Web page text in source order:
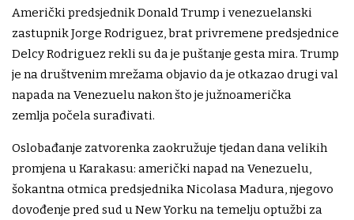
Američki predsjednik Donald Trump i venezuelanski
zastupnik Jorge Rodriguez, brat privremene predsjednice
Delcy Rodriguez rekli su da je puštanje gesta mira. Trump
je na društvenim mrežama objavio da je otkazao drugi val
napada na Venezuelu nakon što je južnoamerička
zemlja počela surađivati.
Oslobađanje zatvorenka zaokružuje tjedan dana velikih
promjena u Karakasu: američki napad na Venezuelu,
šokantna otmica predsjednika Nicolasa Madura, njegovo
dovođenje pred sud u New Yorku na temelju optužbi za